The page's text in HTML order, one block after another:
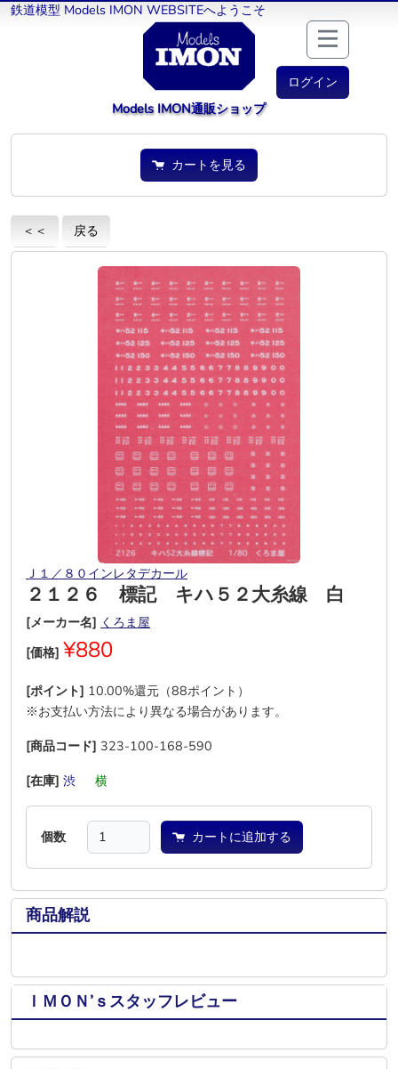
鉄道模型 Models IMON WEBSITEへようこそ
ログイン
Models IMON通販ショップ
カートを見る
＜＜ 戻る
Ｊ１／８０インレタデカール
２１２６ 標記 キハ５２大糸線 白
[メーカー名] くろま屋
[価格] ¥880
[ポイント] 10.00%還元（88ポイント）
※お支払い方法により異なる場合があります。
[商品コード] 323-100-168-590
[在庫] 渋 横
個数 カートに追加する
商品解説
ＩＭＯＮ’ｓスタッフレビュー